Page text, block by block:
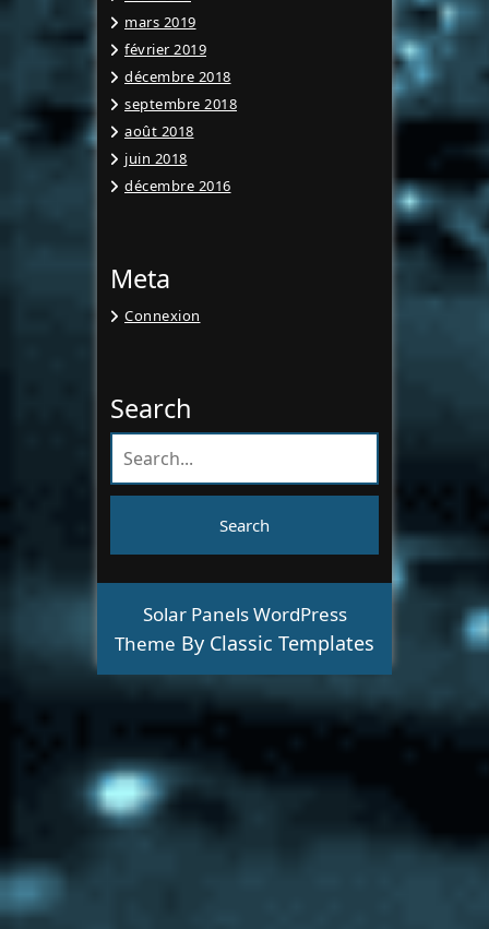
mars 2019
février 2019
décembre 2018
septembre 2018
août 2018
juin 2018
décembre 2016
Meta
Connexion
Search
Solar Panels WordPress
Theme By Classic Templates